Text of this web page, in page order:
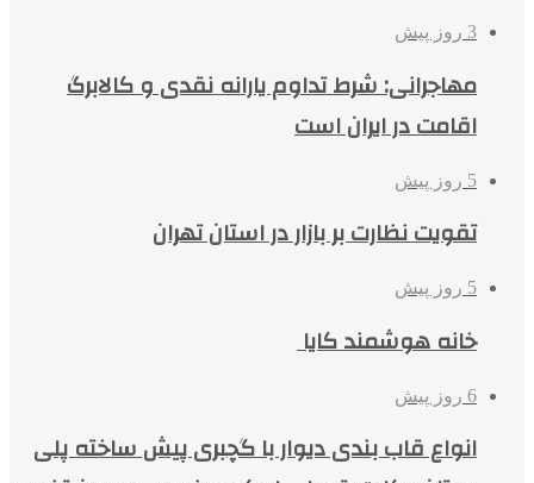
3 روز پیش
مهاجرانی: شرط تداوم یارانه نقدی و کالابرگ
اقامت در ایران است
5 روز پیش
تقویت نظارت بر بازار در استان تهران
5 روز پیش
خانه هوشمند کایا
6 روز پیش
انواع قاب بندی دیوار با گچبری پیش ساخته پلی